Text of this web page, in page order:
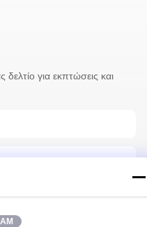
για εκπτώσεις και